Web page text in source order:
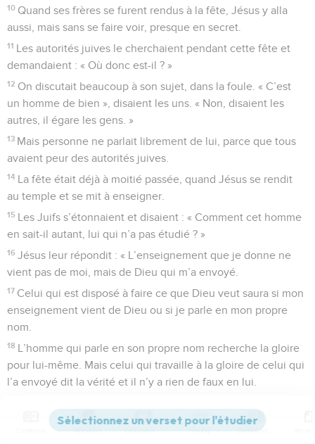
10 Quand ses frères se furent rendus à la fête, Jésus y alla
aussi, mais sans se faire voir, presque en secret.
11 Les autorités juives le cherchaient pendant cette fête et
demandaient : « Où donc est-il ? »
12 On discutait beaucoup à son sujet, dans la foule. « C’est
un homme de bien », disaient les uns. « Non, disaient les
autres, il égare les gens. »
13 Mais personne ne parlait librement de lui, parce que tous
avaient peur des autorités juives.
14 La fête était déjà à moitié passée, quand Jésus se rendit
au temple et se mit à enseigner.
15 Les Juifs s’étonnaient et disaient : « Comment cet homme
en sait-il autant, lui qui n’a pas étudié ? »
16 Jésus leur répondit : « L’enseignement que je donne ne
vient pas de moi, mais de Dieu qui m’a envoyé.
17 Celui qui est disposé à faire ce que Dieu veut saura si mon
enseignement vient de Dieu ou si je parle en mon propre
nom.
18 L’homme qui parle en son propre nom recherche la gloire
pour lui-même. Mais celui qui travaille à la gloire de celui qui
l’a envoyé dit la vérité et il n’y a rien de faux en lui.
vous ne la met en pratique. Pourquoi cherchez-vous à me
Versions Commentaires Strong